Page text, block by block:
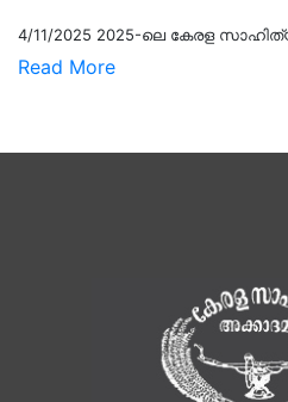
4/11/2025 2025-ലെ കേരള
Read More